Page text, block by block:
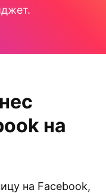
на
на Facebook,